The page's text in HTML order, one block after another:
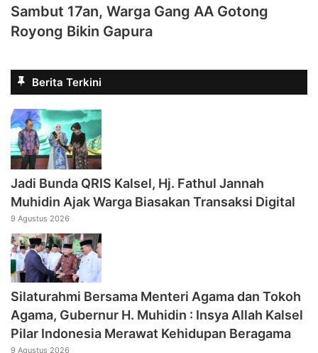
Sambut 17an, Warga Gang AA Gotong
Royong Bikin Gapura
Berita Terkini
Jadi Bunda QRIS Kalsel, Hj. Fathul Jannah
Muhidin Ajak Warga Biasakan Transaksi Digital
9 Agustus 2026
Silaturahmi Bersama Menteri Agama dan Tokoh
Agama, Gubernur H. Muhidin : Insya Allah Kalsel
Pilar Indonesia Merawat Kehidupan Beragama
9 Agustus 2026